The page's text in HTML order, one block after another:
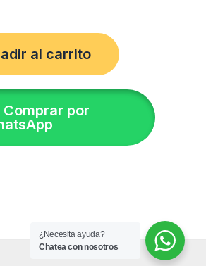
al carrito
Comprar por
¿Necesita ayuda?
Chatea con nosotros